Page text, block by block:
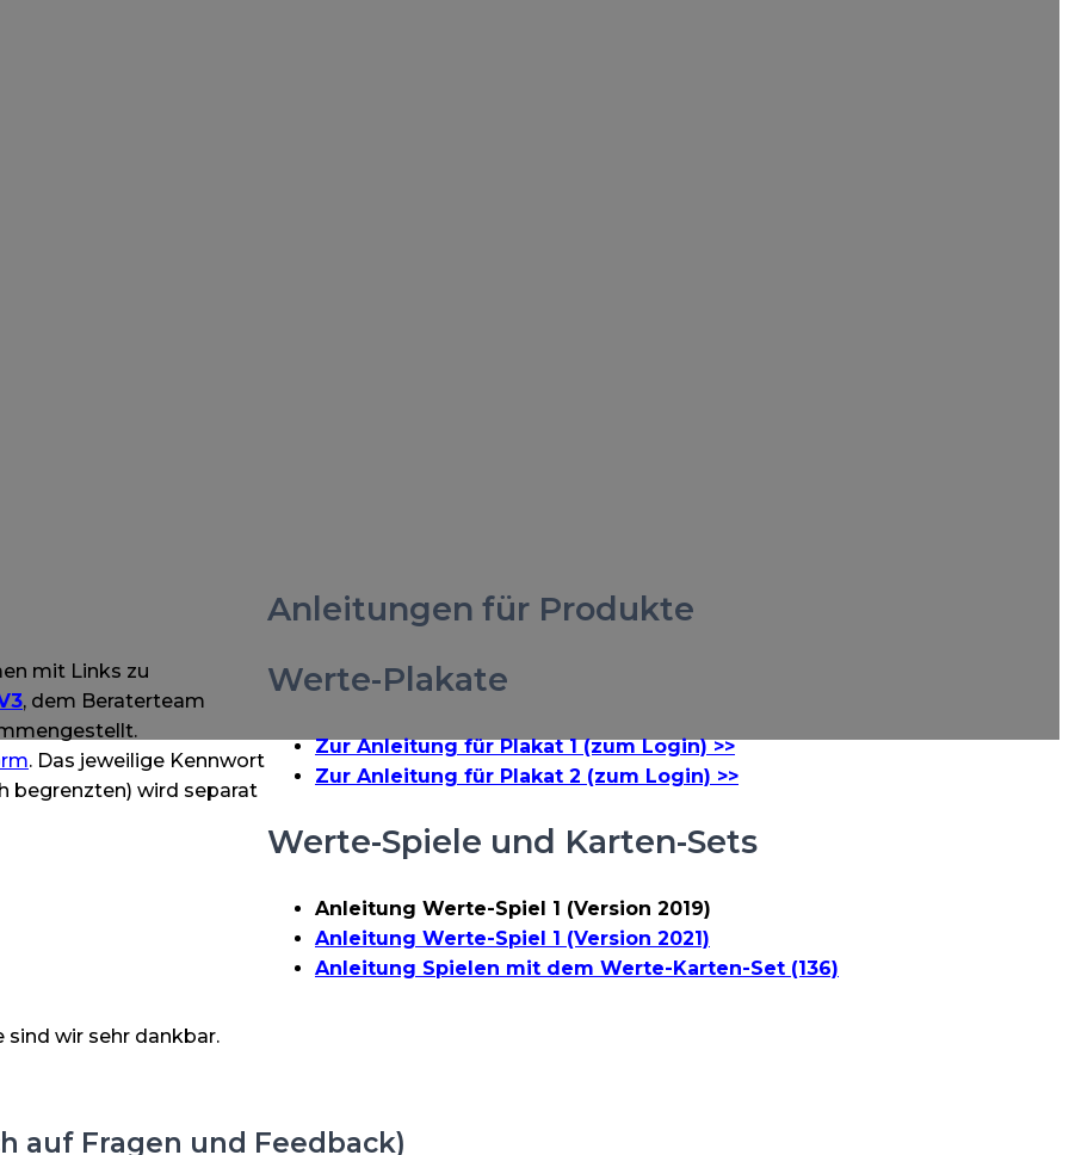
mit Links zu
, dem Beraterteam
. Das jeweilige Kennwort
begrenzten) wird separat
Anleitungen für Produkte
Werte-Plakate
Zur Anleitung für Plakat 1 (zum Login) >>
Zur Anleitung für Plakat 2 (zum Login) >>
Werte-Spiele und Karten-Sets
Anleitung Werte-Spiel 1 (Version 2019)
Anleitung Werte-Spiel 1 (Version 2021)
Anleitung Spielen mit dem Werte-Karten-Set (136)
sind wir sehr dankbar.
auf Fragen und Feedback)